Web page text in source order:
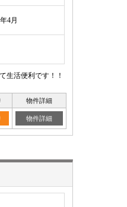
4月
生活便利です！！
物件詳細
物件詳細